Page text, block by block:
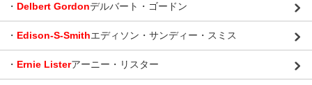
・ Delbert Gordonデルバート・ゴードン
・ Edison-S-Smithエディソン・サンディー・スミス
・ Ernie Listerアーニー・リスター